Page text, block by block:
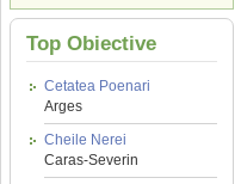
Top Obiective
Cetatea Poenari
Arges
Cheile Nerei
Caras-Severin